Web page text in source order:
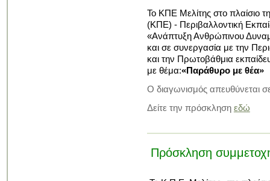
Το ΚΠΕ Μελίτης στο πλαίσιο
(ΚΠΕ) - Περιβαλλοντική
«Ανάπτυξη Ανθρώπινου
και σε συνεργασία με την
και την Πρωτοβάθμια
με θέμα:«Παράθυρο με θέα»
Ο διαγωνισμός απευθύνεται
Δείτε την πρόσκληση εδώ
Πρόσκληση